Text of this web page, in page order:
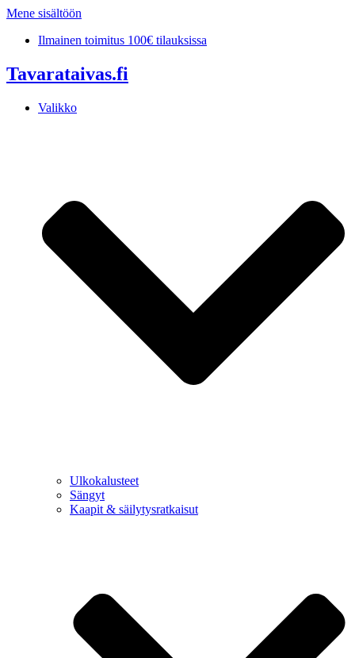
Mene sisältöön
Ilmainen toimitus 100€ tilauksissa
Tavarataivas.fi
Valikko
Ulkokalusteet
Sängyt
Kaapit & säilytysratkaisut